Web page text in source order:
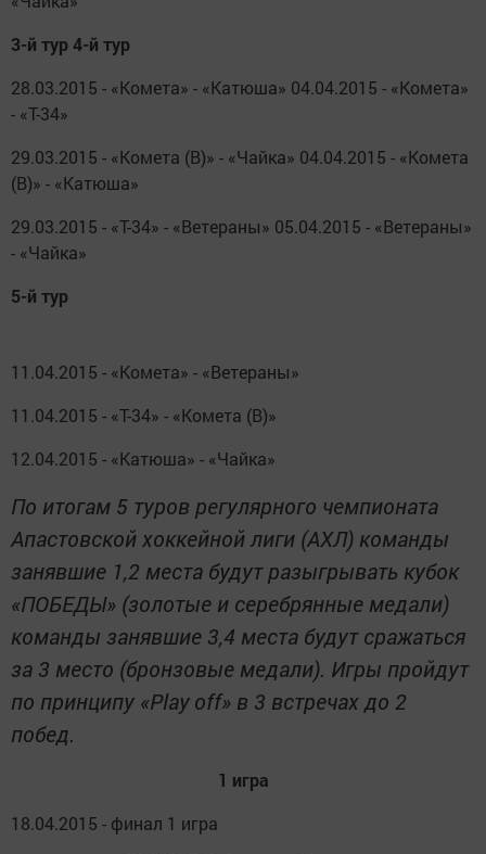
3-й тур 4-й тур
28.03.2015 - «Комета» - «Катюша» 04.04.2015 - «Комета»
- «Т-34»
29.03.2015 - «Комета (В)» - «Чайка» 04.04.2015 - «Комета
(В)» - «Катюша»
29.03.2015 - «Т-34» - «Ветераны» 05.04.2015 - «Ветераны»
- «Чайка»
5-й тур
11.04.2015 - «Комета» - «Ветераны»
11.04.2015 - «Т-34» - «Комета (В)»
12.04.2015 - «Катюша» - «Чайка»
По итогам 5 туров регулярного чемпионата
Апастовской хоккейной лиги (АХЛ) команды
занявшие 1,2 места будут разыгрывать кубок
«ПОБЕДЫ» (золотые и серебрянные медали)
команды занявшие 3,4 места будут сражаться
за 3 место (бронзовые медали). Игры пройдут
по принципу «Playoff» в 3 встречах до 2
побед.
1 игра
18.04.2015 - финал 1 игра